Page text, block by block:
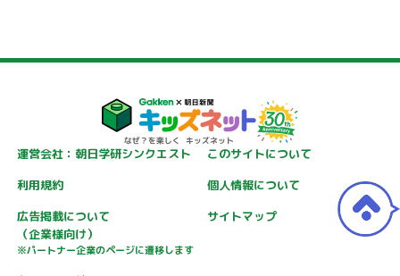
運営会社：朝日学研シンクエスト
このサイトについて
利用規約
個人情報について
広告掲載について
（企業様向け）
※パートナー企業のページに遷移します
サイトマップ